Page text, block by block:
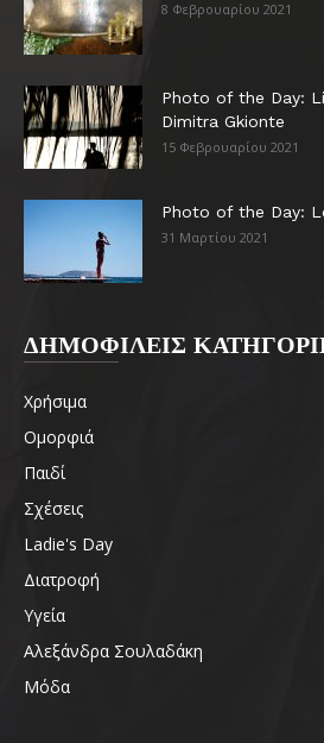
8 Φεβρουαρίου 2021
Photo of the Day:
Dimitra Gkionte
15 Φεβρουαρίου 2021
Photo of the Day:
31 Μαρτίου 2021
ΔΗΜΟΦΙΛΕΙΣ
Χρήσιμα
Ομορφιά
Παιδί
Σχέσεις
Ladie's Day
Διατροφή
Υγεία
Αλεξάνδρα Σουλαδάκη
Μόδα